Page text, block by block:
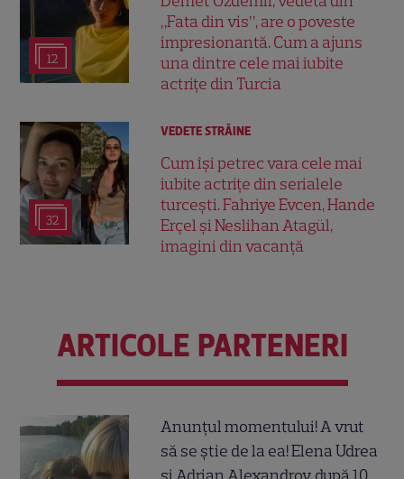
12
„Fata din vis”, are o poveste
impresionantă. Cum a ajuns
una dintre cele mai iubite
actrițe din Turcia
32
VEDETE STRĂINE
Cum își petrec vara cele mai
iubite actrițe din serialele
turcești. Fahriye Evcen, Hande
Erçel și Neslihan Atagül,
imagini din vacanță
ARTICOLE PARTENERI
Anunțul momentului! A vrut
să se știe de la ea! Elena Udrea